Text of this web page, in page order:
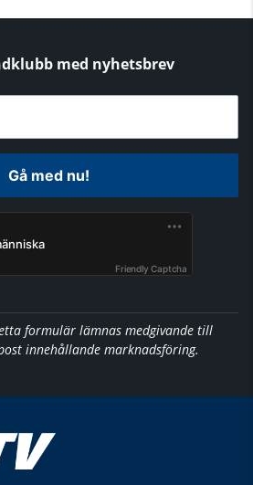
med nyhetsbrev
Gå med nu!
Friendly Captcha
formulär lämnas medgivande till
innehållande marknadsföring.